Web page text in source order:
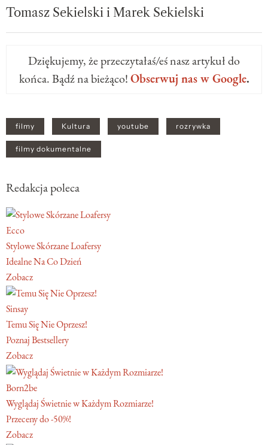
Tomasz Sekielski i Marek Sekielski
Dziękujemy, że przeczytałaś/eś nasz artykuł do
końca. Bądź na bieżąco!Obserwuj nas w Google.
filmy Kultura youtube rozrywka
filmy dokumentalne
Redakcja poleca
Ecco
Stylowe Skórzane Loafersy
Idealne Na Co Dzień
Zobacz
Sinsay
Temu Się Nie Oprzesz!
Poznaj Bestsellery
Zobacz
Born2be
Wyglądaj Świetnie w Każdym Rozmiarze!
Przeceny do -50%!
Zobacz